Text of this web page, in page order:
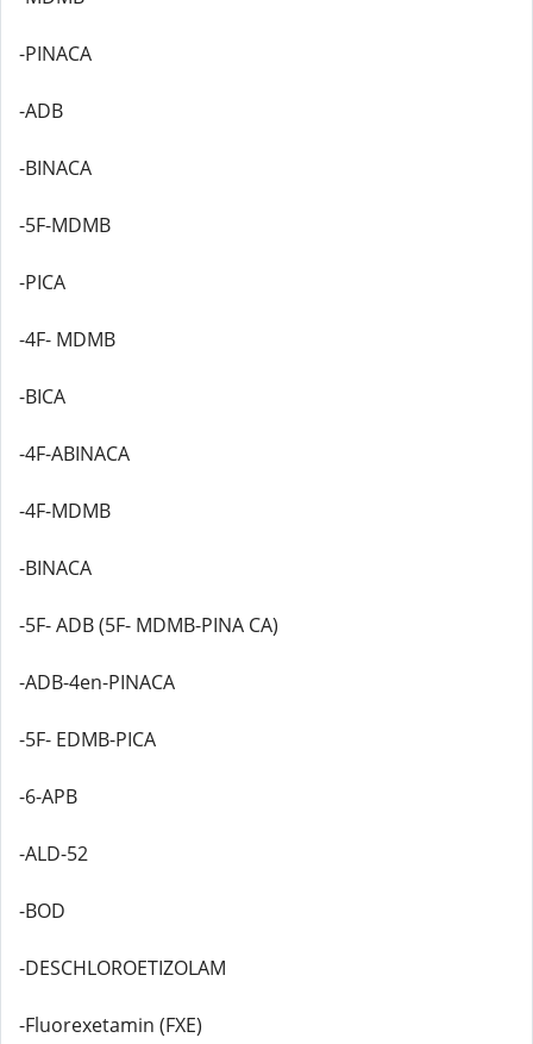
-PINACA
-ADB
-BINACA
-5F-MDMB
-PICA
-4F- MDMB
-BICA
-4F-ABINACA
-4F-MDMB
-BINACA
-5F- ADB (5F- MDMB-PINA CA)
-ADB-4en-PINACA
-5F- EDMB-PICA
-6-APB
-ALD-52
-BOD
-DESCHLOROETIZOLAM
-Fluorexetamin (FXE)